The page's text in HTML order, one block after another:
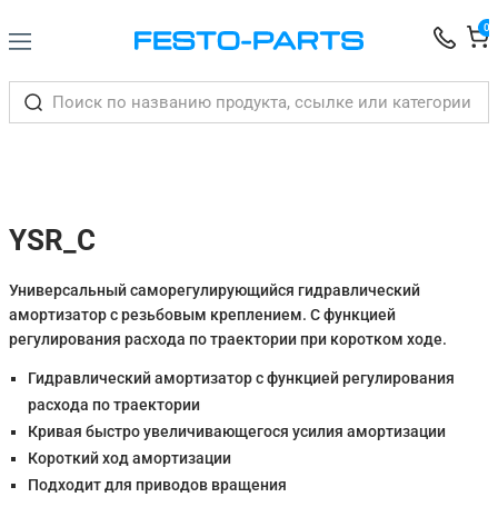
0
YSR_C
Универсальный саморегулирующийся гидравлический
амортизатор с резьбовым креплением. С функцией
регулирования расхода по траектории при коротком ходе.
Гидравлический амортизатор с функцией регулирования
расхода по траектории
Кривая быстро увеличивающегося усилия амортизации
Короткий ход амортизации
Подходит для приводов вращения